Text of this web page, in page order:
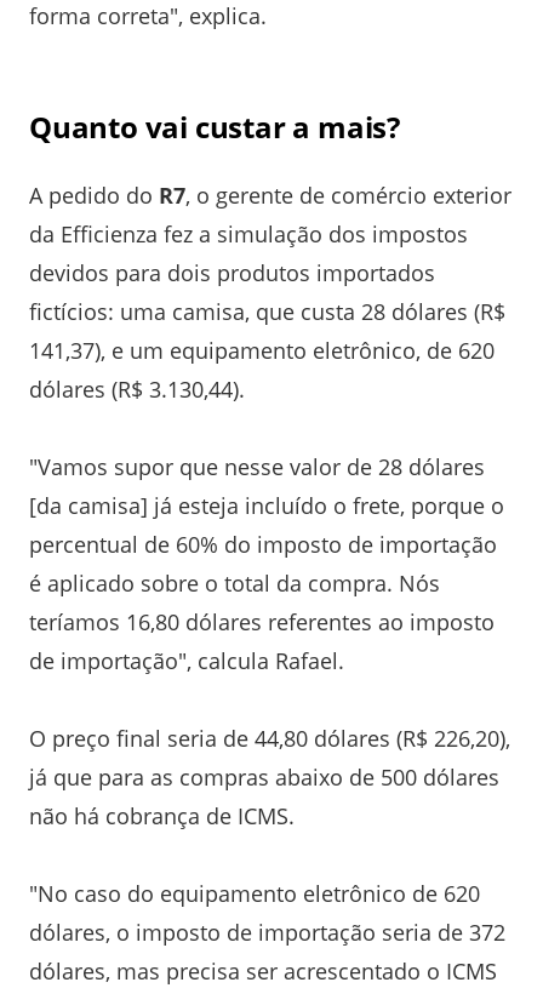
forma correta", explica.
Quanto vai custar a mais?
A pedido do R7, o gerente de comércio exterior
da Efficienza fez a simulação dos impostos
devidos para dois produtos importados
fictícios: uma camisa, que custa 28 dólares (R$
141,37), e um equipamento eletrônico, de 620
dólares (R$ 3.130,44).
"Vamos supor que nesse valor de 28 dólares
[da camisa] já esteja incluído o frete, porque o
percentual de 60% do imposto de importação
é aplicado sobre o total da compra. Nós
teríamos 16,80 dólares referentes ao imposto
de importação", calcula Rafael.
O preço final seria de 44,80 dólares (R$ 226,20),
já que para as compras abaixo de 500 dólares
não há cobrança de ICMS.
"No caso do equipamento eletrônico de 620
dólares, o imposto de importação seria de 372
dólares, mas precisa ser acrescentado o ICMS